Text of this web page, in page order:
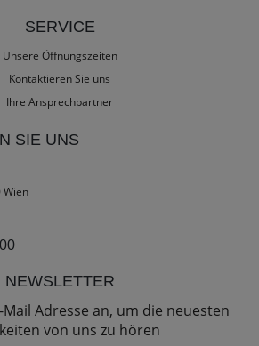
SERVICE
Unsere Öffnungszeiten
Kontaktieren Sie uns
Ihre Ansprechpartner
SIE UNS
Wien
NEWSLETTER
Mail Adresse an, um die neuesten
von uns zu hören